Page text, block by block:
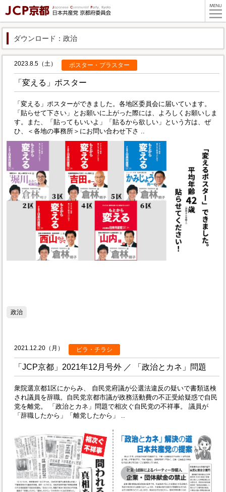
ダウンロード：政治
2023.8.5（土） ポスター・プラスター
「変える」ポスター
「変える」ポスターができました。各地区委員会に届いています。
「貼らせて下さい」とお願いに上がった際には、よろしくお願いしま
す。また、「貼ってもいいよ」「貼るから欲しい」という方は、ぜ
ひ、＜各地の事務所＞にお問い合わせ下さ ..
政治
2021.12.20（月） ビラ・チラシ
「JCP京都」2021年12月号外 ／ 「政治とカネ」問題
衆院選京都1区にからみ、 自民党府議が公選法違反の疑いで書類送検
され議員を辞職。自民党京都市議が政務活動費の不正受給疑惑で自民
党を離党。 「政治とカネ」問題で相次ぐ自民党の不祥事。 議員が
「辞職したから」「離党したから」 ..